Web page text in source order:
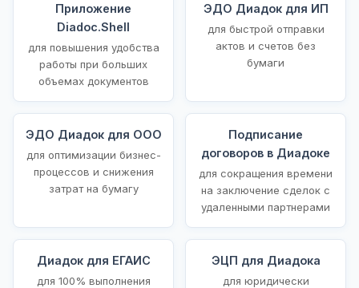
Приложение
Diadoc.Shell
для повышения удобства
работы при больших
объемах документов
ЭДО Диадок для ИП
для быстрой отправки
актов и счетов без
бумаги
ЭДО Диадок для ООО
для оптимизации бизнес-
процессов и снижения
затрат на бумагу
Подписание
договоров в Диадоке
для сокращения времени
на заключение сделок с
удаленными партнерами
Диадок для ЕГАИС
для 100% выполнения
ЭЦП для Диадока
для юридически